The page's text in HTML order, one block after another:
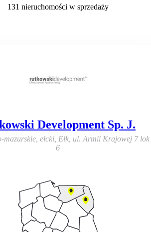
131 nieruchomości w sprzedaży
Development Sp. J.
ełcki, Ełk, ul. Armii Krajowej 7 lok
6